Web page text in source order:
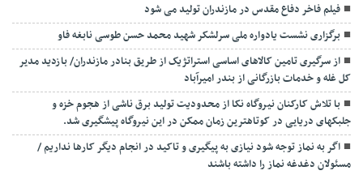
فیلم فاخر دفاع مقدس در مازندران تولید می شود
برگزاری نشست یادواره ملی سرلشکر شهید محمد حسن طوسی نابغه فاو
از سرگیری تامین کالاهای اساسی استراتژیک از طریق بنادر مازندران/ بازدید مدیر
کل غله و خدمات بازرگانی از بندر امیرآباد
با تلاش کارکنان نیروگاه نکا از محدودیت تولید برق ناشی از هجوم خزه و
جلبکهای دریایی در کوتاهترین زمان ممکن در این نیروگاه پیشگیری شد.
اگر به نماز توجه شود نیازی به پیگیری و تاکید در انجام دیگر کارها نداریم /
مسئولان دغدغه نماز را داشته باشند